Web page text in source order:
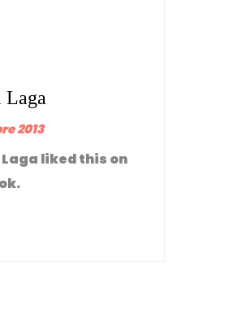
Laga
2013
liked this on